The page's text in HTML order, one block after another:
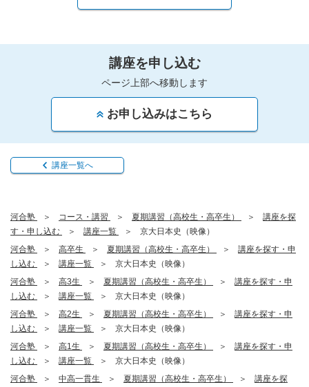
講座を申し込む
ページ上部へ移動します
お申し込みはこちら
講座一覧へ
河合塾 コース・講習 夏期講習（高校生・高卒生）
講座を探
す・申し込む
講座一覧
京大日本史（映像）
河合塾
高卒生 夏期講習（高校生・高卒生）
講座を探す・申
し込む
講座一覧
京大日本史（映像）
河合塾
高3生 夏期講習（高校生・高卒生）
講座を探す・申
し込む
講座一覧
京大日本史（映像）
河合塾
高2生 夏期講習（高校生・高卒生）
講座を探す・申
し込む
講座一覧
京大日本史（映像）
河合塾
高1生 夏期講習（高校生・高卒生）
講座を探す・申
し込む
講座一覧
京大日本史（映像）
河合塾
中高一貫生 夏期講習（高校生・高卒生）
講座を探